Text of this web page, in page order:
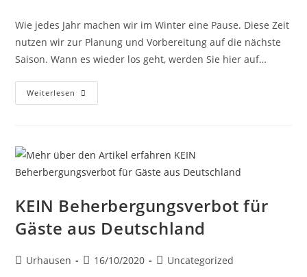
Wie jedes Jahr machen wir im Winter eine Pause. Diese Zeit
nutzen wir zur Planung und Vorbereitung auf die nächste
Saison. Wann es wieder los geht, werden Sie hier auf…
Weiterlesen
KEIN Beherbergungsverbot für
Gäste aus Deutschland
Urhausen 16/10/2020 Uncategorized